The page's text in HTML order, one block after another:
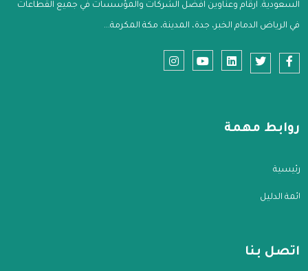
السعودية. ارقام وعناوين افضل الشركات والمؤسسات في جميع القطاعات
في الرياض الدمام الخبر، جدة، المدينة، مكة المكرمة...
روابط مهمة
الرئيسية
قائمة الدليل
اتصل بنا